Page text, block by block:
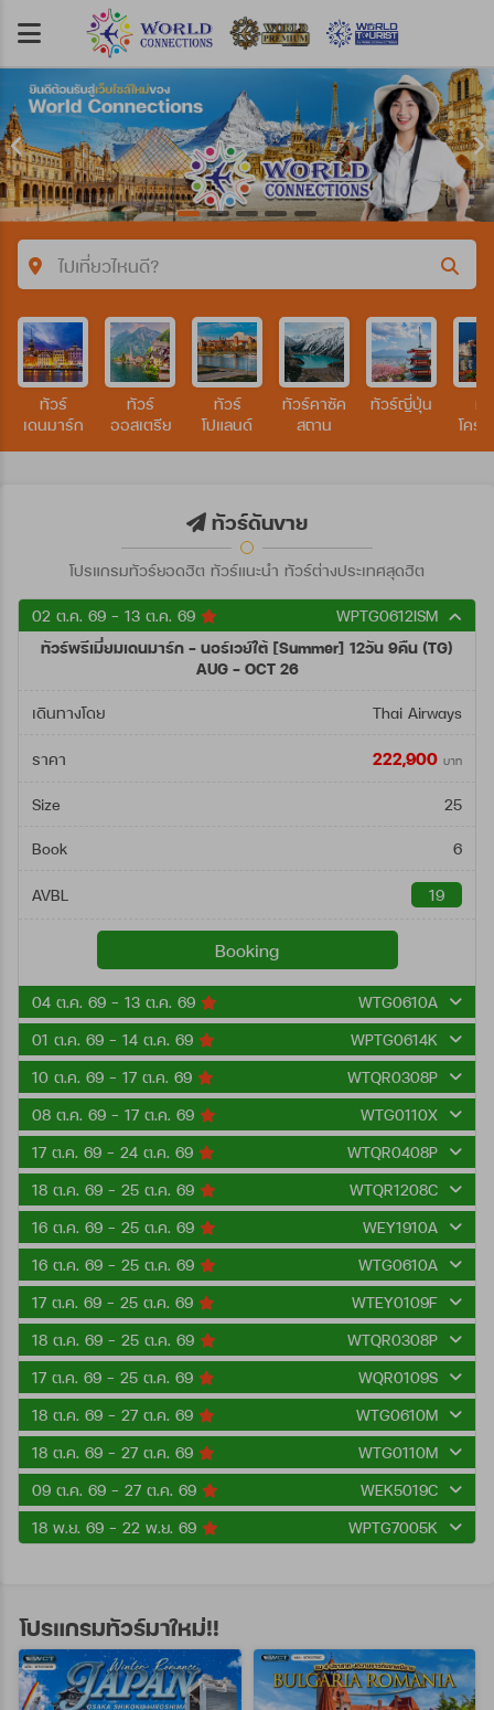
ไปเที่ยวไหนดี?
คำค้นหา/รหัสทัวร์
ประเทศ
ถึงวันที่
ค้นหา
ทัวร์
เดนมาร์ก
ทัวร์
ออสเตรีย
ทัวร์
โปแลนด์
ทัวร์คาซัค
สถาน
ทัวร์ญี่ปุ่น
ทั
โครเ
ทัวร์ดันขาย
โปรแกรมทัวร์ยอดฮิต ทัวร์แนะนำ ทัวร์ต่างประเทศสุดฮิต
02 ต.ค. 69 - 13 ต.ค. 69
WPTG0612ISM
ทัวร์พรีเมี่ยมเดนมาร์ก - นอร์เวย์ใต้ [Summer] 12วัน 9คืน (TG)
AUG - OCT 26
เดินทางโดย Thai Airways
ราคา 222,900 บาท
Size 25
Book 6
AVBL 19
Booking
04 ต.ค. 69 - 13 ต.ค. 69
WTG0610A
01 ต.ค. 69 - 14 ต.ค. 69
WPTG0614K
10 ต.ค. 69 - 17 ต.ค. 69
WTQR0308P
08 ต.ค. 69 - 17 ต.ค. 69
WTG0110X
17 ต.ค. 69 - 24 ต.ค. 69
WTQR0408P
18 ต.ค. 69 - 25 ต.ค. 69
WTQR1208C
16 ต.ค. 69 - 25 ต.ค. 69
WEY1910A
16 ต.ค. 69 - 25 ต.ค. 69
WTG0610A
17 ต.ค. 69 - 25 ต.ค. 69
WTEY0109F
18 ต.ค. 69 - 25 ต.ค. 69
WTQR0308P
17 ต.ค. 69 - 25 ต.ค. 69
WQR0109S
18 ต.ค. 69 - 27 ต.ค. 69
WTG0610M
18 ต.ค. 69 - 27 ต.ค. 69
WTG0110M
09 ต.ค. 69 - 27 ต.ค. 69
WEK5019C
18 พ.ย. 69 - 22 พ.ย. 69
WPTG7005K
โปรแกรมทัวร์มาใหม่!!